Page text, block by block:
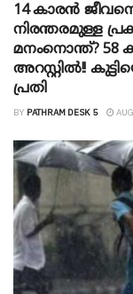
14 കാരൻ
നിരന്തരമുള്ള
മനംനൊന്ത്?
അറസ്റ്റിൽ!!
പ്രതി
BY PATHRAM DESK 5